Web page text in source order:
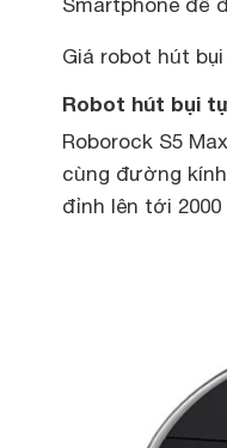
Giá robot hút bụi
Robot hút bụi
Roborock S5
cùng đường
đỉnh lên tới